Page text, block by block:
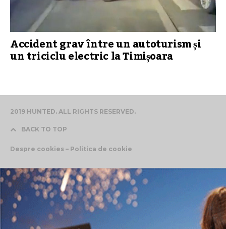
Accident grav între un autoturism și
un triciclu electric la Timișoara
2019 HUNTED. ALL RIGHTS RESERVED.
BACK TO TOP
Despre cookies – Politica de cookie